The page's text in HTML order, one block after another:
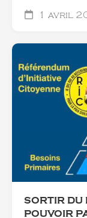
1 avril
SORTIR DU
POUVOIR